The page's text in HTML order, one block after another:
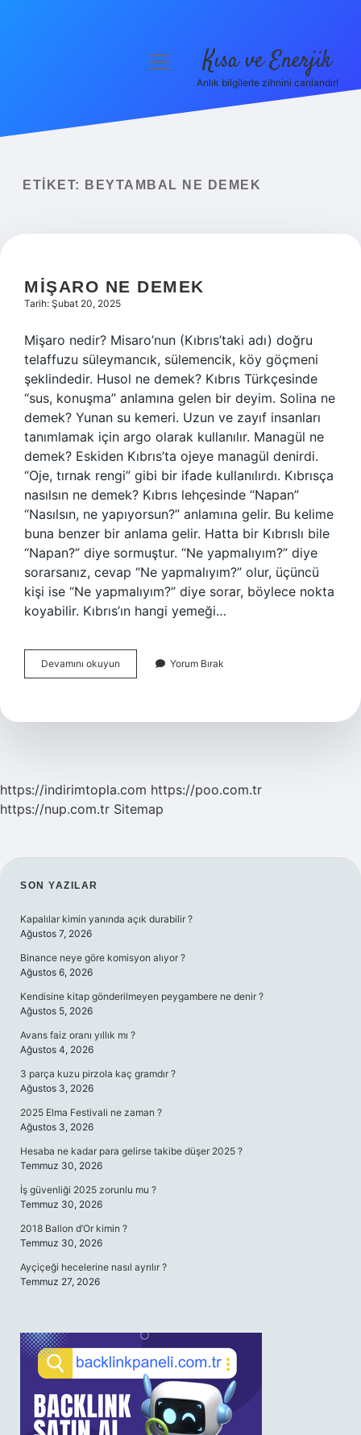
Yasal Uyarı
menüyü
Kısa ve Enerjik
Anlık bilgilerle zihnini canlandır!
ETIKET: BEYTAMBAL NE DEMEK
MIŞARO NE DEMEK
Tarih: Şubat 20, 2025
Mişaro nedir? Misaro’nun (Kıbrıs’taki adı) doğru
telaffuzu süleymancık, sülemencik, köy göçmeni
şeklindedir. Husol ne demek? Kıbrıs Türkçesinde
“sus, konuşma” anlamına gelen bir deyim. Solina ne
demek? Yunan su kemeri. Uzun ve zayıf insanları
tanımlamak için argo olarak kullanılır. Managül ne
demek? Eskiden Kıbrıs’ta ojeye managül denirdi.
“Oje, tırnak rengi” gibi bir ifade kullanılırdı. Kıbrısça
nasılsın ne demek? Kıbrıs lehçesinde “Napan”
“Nasılsın, ne yapıyorsun?” anlamına gelir. Bu kelime
buna benzer bir anlama gelir. Hatta bir Kıbrıslı bile
“Napan?” diye sormuştur. “Ne yapmalıyım?” diye
sorarsanız, cevap “Ne yapmalıyım?” olur, üçüncü
kişi ise “Ne yapmalıyım?” diye sorar, böylece nokta
koyabilir. Kıbrıs’ın hangi yemeği…
Devamını okuyun
Ne
Yorum Bırak
https://indirimtopla.com https://poo.com.tr
https://nup.com.tr Sitemap
SIDEBAR
SON YAZILAR
Kapalılar kimin yanında açık durabilir ?
Ağustos 7, 2026
Binance neye göre komisyon alıyor ?
Ağustos 6, 2026
Kendisine kitap gönderilmeyen peygambere ne denir ?
Ağustos 5, 2026
Avans faiz oranı yıllık mı ?
Ağustos 4, 2026
3 parça kuzu pirzola kaç gramdır ?
Ağustos 3, 2026
2025 Elma Festivali ne zaman ?
Ağustos 3, 2026
Hesaba ne kadar para gelirse takibe düşer 2025 ?
Temmuz 30, 2026
İş güvenliği 2025 zorunlu mu ?
Temmuz 30, 2026
2018 Ballon d’Or kimin ?
Temmuz 30, 2026
Ayçiçeği hecelerine nasıl ayrılır ?
Temmuz 27, 2026